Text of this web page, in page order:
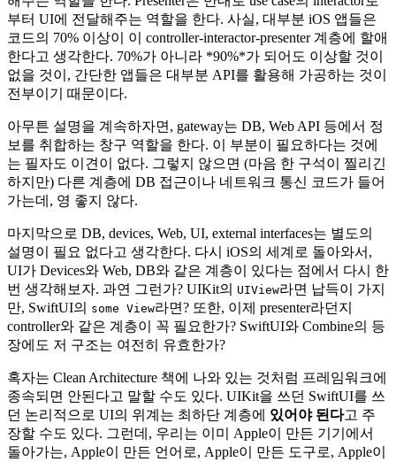
부터 UI에 전달해주는 역할을 한다. 사실, 대부분 iOS 앱들은
코드의 70% 이상이 이 controller-interactor-presenter 계층에 할애
한다고 생각한다. 70%가 아니라 *90%*가 되어도 이상할 것이
없을 것이, 간단한 앱들은 대부분 API를 활용해 가공하는 것이
전부이기 때문이다.
아무튼 설명을 계속하자면, gateway는 DB, Web API 등에서 정
보를 취합하는 창구 역할을 한다. 이 부분이 필요하다는 것에
는 필자도 이견이 없다. 그렇지 않으면 (마음 한 구석이 찔리긴
하지만) 다른 계층에 DB 접근이나 네트워크 통신 코드가 들어
가는데, 영 좋지 않다.
마지막으로 DB, devices, Web, UI, external interfaces는 별도의
설명이 필요 없다고 생각한다. 다시 iOS의 세계로 돌아와서,
UI가 Devices와 Web, DB와 같은 계층이 있다는 점에서 다시 한
번 생각해보자. 과연 그런가? UIKit의 UIView라면 납득이 가지
만, SwiftUI의 some View라면? 또한, 이제 presenter라던지
controller와 같은 계층이 꼭 필요한가? SwiftUI와 Combine의 등
장에도 저 구조는 여전히 유효한가?
혹자는 Clean Architecture 책에 나와 있는 것처럼 프레임워크에
종속되면 안된다고 말할 수도 있다. UIKit을 쓰던 SwiftUI를 쓰
던 논리적으로 UI의 위계는 최하단 계층에 있어야 된다고 주
장할 수도 있다. 그런데, 우리는 이미 Apple이 만든 기기에서
돌아가는, Apple이 만든 언어로, Apple이 만든 도구로, Apple이